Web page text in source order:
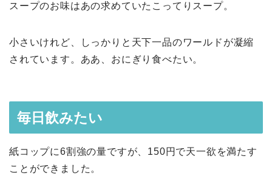
スープのお味はあの求めていたこってりスープ。
小さいけれど、しっかりと天下一品のワールドが凝縮
されています。ああ、おにぎり食べたい。
毎日飲みたい
紙コップに6割強の量ですが、150円で天一欲を満たす
ことができました。